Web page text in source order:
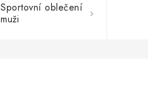
Sportovní oblečení
muži